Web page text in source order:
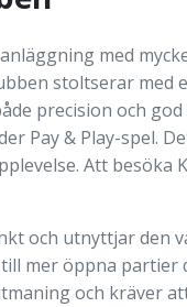
med
stoltserar
precision och
Pay & Play-spel.
Att
och utnyttjar den
mer öppna
och kräver